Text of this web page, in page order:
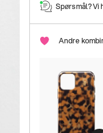
Spørsmål? Vi
Andre